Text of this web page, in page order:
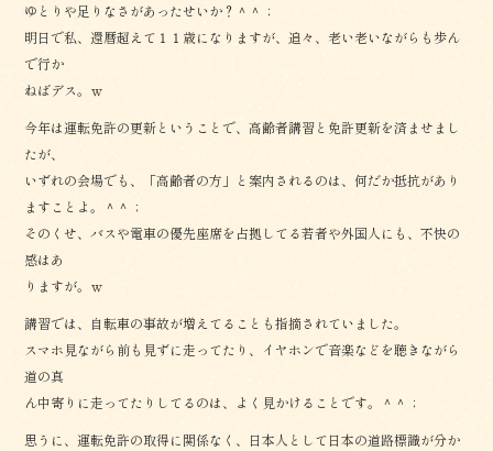
ゆとりや足りなさがあったせいか？＾＾；
明日で私、還暦超えて１１歳になりますが、追々、老い老いながらも歩ん
で行か
ねばデス。ｗ
今年は運転免許の更新ということで、高齢者講習と免許更新を済ませまし
たが、
いずれの会場でも、「高齢者の方」と案内されるのは、何だか抵抗があり
ますことよ。＾＾；
そのくせ、バスや電車の優先座席を占拠してる若者や外国人にも、不快の
感はあ
りますが。ｗ
講習では、自転車の事故が増えてることも指摘されていました。
スマホ見ながら前も見ずに走ってたり、イヤホンで音楽などを聴きながら
道の真
ん中寄りに走ってたりしてるのは、よく見かけることです。＾＾；
思うに、運転免許の取得に関係なく、日本人として日本の道路標識が分か